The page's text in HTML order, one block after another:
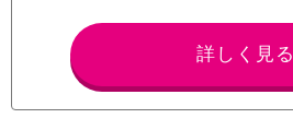
詳しく見る